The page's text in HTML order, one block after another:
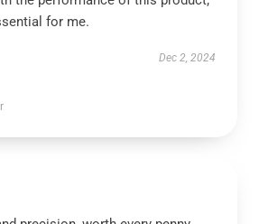
for me.
Dec 2, 2024